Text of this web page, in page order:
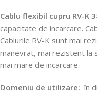
Cablu flexibil cupru RV-K
capacitate de incarcare.
Cablurile RV-K sunt mai
manevrat, mai rezistent la
mai mare de incarcare.
Domeniu de utilizare: în